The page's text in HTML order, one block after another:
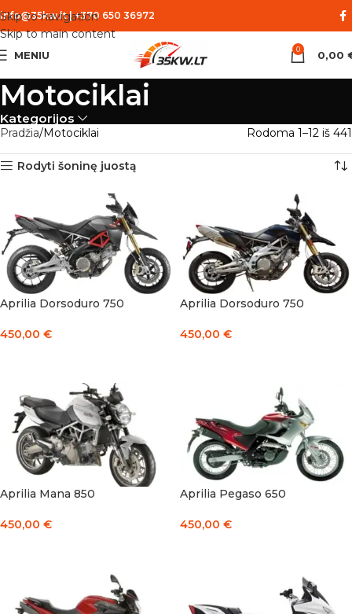
Skip to navigation
Skip to main content
info@35kw.lt|+370 650 36972
MENIU 0 0,00
Motociklai
Kategorijos
Pradžia Motociklai Rodoma 1–12 iš 441
Rodyti šoninę juostą
Aprilia Dorsoduro 750
450,00 €
Aprilia Dorsoduro 750
450,00 €
Aprilia Mana 850
450,00 €
Aprilia Pegaso 650
450,00 €